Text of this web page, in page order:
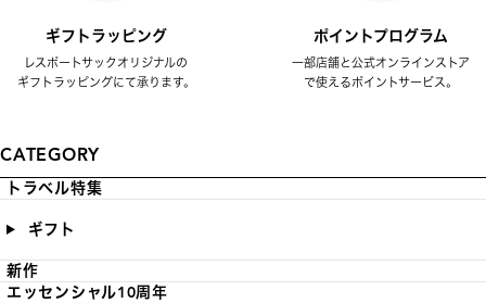
ギフトラッピング
レスポートサックオリジナルの
ギフトラッピングにて承ります。
ポイントプログラム
一部店舗と公式オンラインストア
で使えるポイントサービス。
CATEGORY
トラベル特集
ギフト
新作
エッセンシャル10周年